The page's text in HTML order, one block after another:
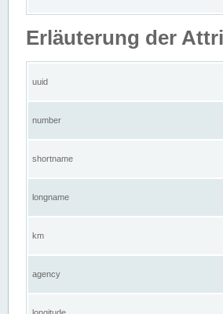
Erläuterung der
uuid
number
shortname
longname
km
agency